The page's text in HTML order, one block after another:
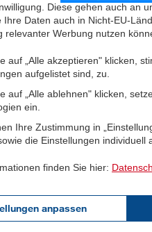
Diese gehen auch an
Ihre Daten auch in Nicht-EU-
relevanter Werbung nutzen
auf „Alle akzeptieren" klicken,
aufgelistet sind, zu.
auf „Alle ablehnen" klicken,
ein.
Ihre Zustimmung in
die Einstellungen individuell
finden Sie hier:
anpassen